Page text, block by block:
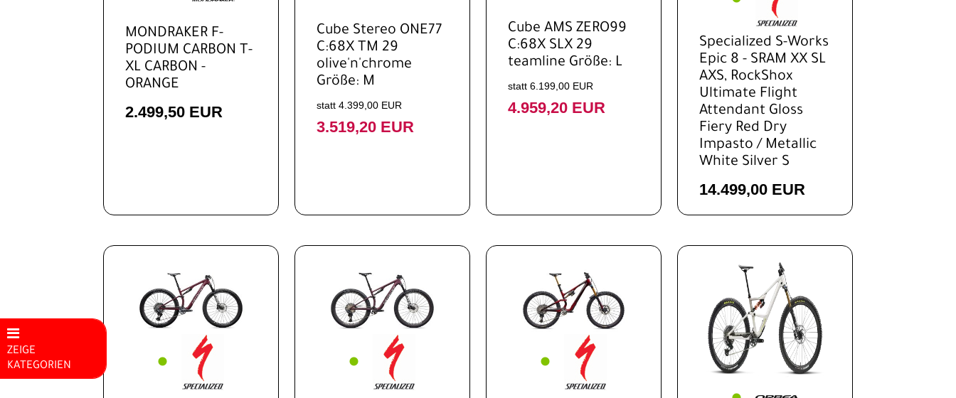
ZEIGE
KATEGORIEN
MONDRAKER F-
PODIUM CARBON T-
XL CARBON -
ORANGE
2.499,50 EUR
Cube Stereo ONE77
C:68X TM 29
olive'n'chrome
Größe: M
statt 4.399,00 EUR
3.519,20 EUR
Cube AMS ZERO99
C:68X SLX 29
teamline Größe: L
statt 6.199,00 EUR
4.959,20 EUR
Specialized S-Works
Epic 8 - SRAM XX SL
AXS, RockShox
Ultimate Flight
Attendant Gloss
Fiery Red Dry
Impasto / Metallic
White Silver S
14.499,00 EUR